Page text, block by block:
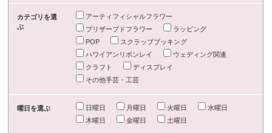
カテゴリを選
ぶ
アーティフィシャルフラワー
プリザーブドフラワー
ラッピング
POP
スクラップブッキング
ハワイアンリボンレイ
ウェディング関連
クラフト
ディスプレイ
その他手芸・工芸
曜日を選ぶ 日曜日 月曜日 火曜日
水曜日
木曜日
金曜日 土曜日